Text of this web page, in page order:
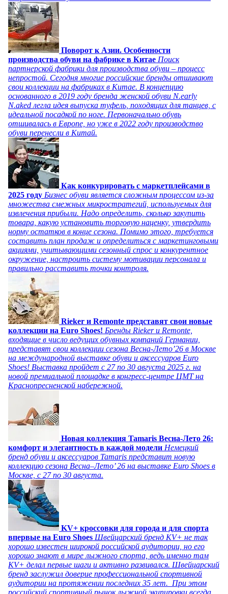
Поворот к Азии. Особенности
производства обуви на фабрике в Китае Поиск
партнерской фабрики для производства обуви – процесс
непростой. Сегодня многие российские бренды отшивают
свои коллекции на фабриках в Китае. В концепцию
основанного в 2019 году бренда женской обуви N.early
N.aked легла идея выпуска туфель, походящих для танцев, с
идеальной посадкой по ноге. Первоначально обувь
отшивалась в Европе, но уже в 2022 году производство
обуви перенесли в Китай.
Как конкурировать с маркетплейсами в
2025 году Бизнес обуви является сложным процессом из-за
множества смежных микростратегий, используемых для
извлечения прибыли. Надо определить, сколько закупить
товара, какую установить торговую наценку, утвердить
норму остатков в конце сезона. Помимо этого, требуется
составить план продаж и определиться с маркетинговыми
акциями, учитывающими сезонный спрос и конкурентное
окружение, настроить систему мотивации персонала и
правильно расставить точки контроля.
Rieker и Remonte представят свои новые
коллекции на Euro Shoes! Бренды Rieker и Remonte,
входящие в число ведущих обувных компаний Германии,
представят свои коллекции сезона Весна-Лето’26 в Москве
на международной выставке обуви и аксессуаров Euro
Shoes! Выставка пройдет c 27 по 30 августа 2025 г. на
новой премиальной площадке в конгресс-центре ЦМТ на
Краснопресненской набережной.
Новая коллекция Tamaris Весна-Лето 26:
комфорт и элегантность в каждой модели Немецкий
бренд обуви и аксессуаров Tamaris представит новую
коллекцию сезона Весна–Лето’ 26 на выставке Euro Shoes в
Москве, с 27 по 30 августа.
KV+ кроссовки для города и для спорта
впервые на Euro Shoes Швейцарский бренд KV+ не так
хорошо известен широкой российской аудитории, но его
хорошо знают в мире лыжного спорта, ведь именно там
KV+ делал первые шаги и активно развивался. Швейцарский
бренд заслужил доверие профессиональной спортивной
аудитории на протяжении последних 35 лет. При этом
российский спортивный рынок лыжной экипировки всегда